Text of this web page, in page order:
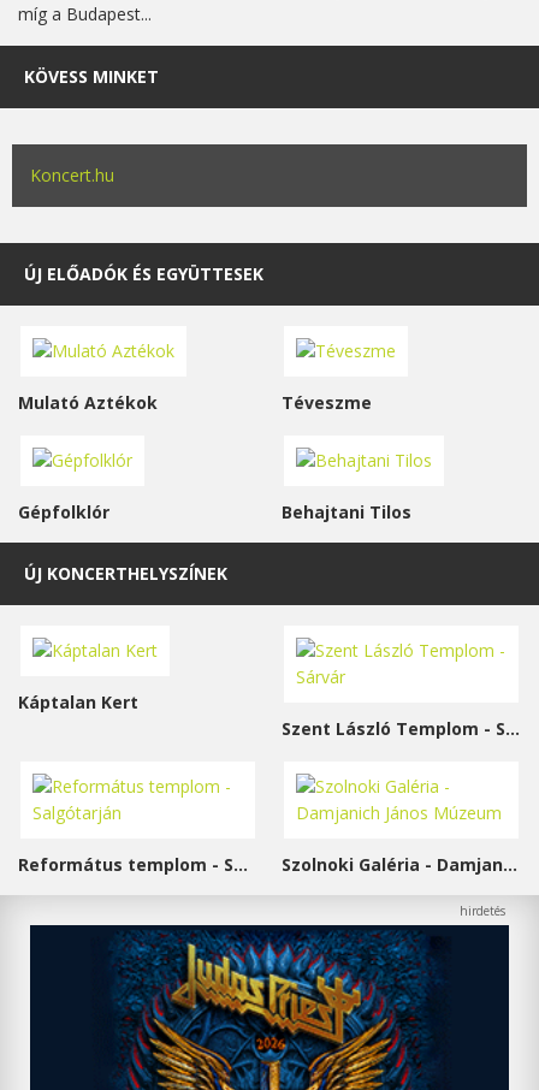
míg a Budapest...
KÖVESS MINKET
Koncert.hu
ÚJ ELŐADÓK ÉS EGYÜTTESEK
Mulató Aztékok Téveszme
Gépfolklór Behajtani Tilos
ÚJ KONCERTHELYSZÍNEK
Káptalan Kert
Szent László Templom - Sárvár
Református templom - Salgótarján Szolnoki Galéria - Damjanich János Múzeum